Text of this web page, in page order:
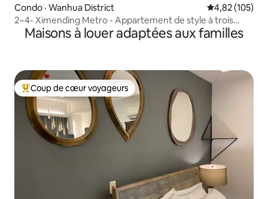
Condo · Wanhua District Note
4,82 (105)
2~4- Ximending Metro - Appartement de style à trois
étages (6-17 personnes) - Double terrasse extérieure
Maisons à louer adaptées aux familles
Coup de cœur voyageurs parmi les plus aimés
Coup de cœur voyageurs